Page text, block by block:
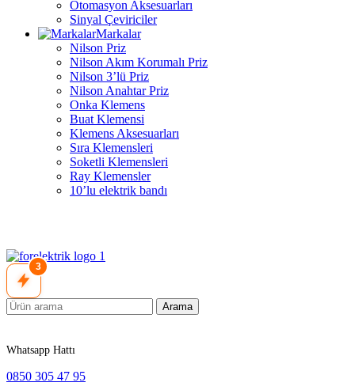
Otomasyon Aksesuarları
Sinyal Çeviriciler
Markalar
Nilson Priz
Nilson Akım Korumalı Priz
Nilson 3’lü Priz
Nilson Anahtar Priz
Onka Klemens
Buat Klemensi
Klemens Aksesuarları
Sıra Klemensleri
Soketli Klemensleri
Ray Klemensler
10’lu elektrik bandı
3
Arama
Whatsapp Hattı
0850 305 47 95